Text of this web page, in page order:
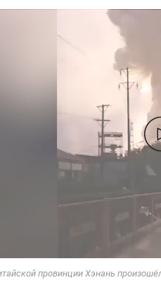
провинции Хэнань